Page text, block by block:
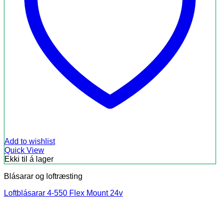
Add to wishlist
Quick View
Ekki til á lager
Blásarar og loftræsting
Loftblásarar 4-550 Flex Mount 24v